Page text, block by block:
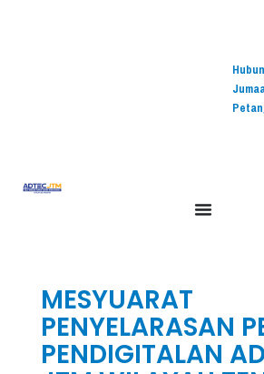
MESYUARAT
PENYELARASAN
PENDIGITALAN